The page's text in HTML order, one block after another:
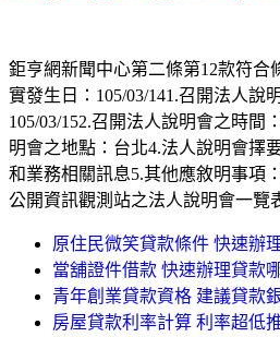
鉅亨網新聞中心第二條第12款符合
實發生日：105/03/141.召開法人說
105/03/152.召開法人說明會之時間
明會之地點：台北4.法人說明會擇
和業務相關訊息5.其他應敘明事項
公開資訊觀測站之法人說明會一覽
原住民微笑貸款條件 快速辦
當舖證件借款 快速辦理貸款
青年創業貸款資格 建議貸款
房屋貸款利率計算 利率超低